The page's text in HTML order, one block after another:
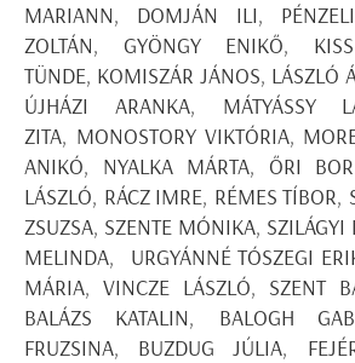
MARIANN, DOMJÁN ILI,
ZOLTÁN, GYÖNGY ENIKŐ,
TÜNDE, KOMISZÁR JÁNOS, LÁSZLÓ
ÚJHÁZI ARANKA, MÁTYÁSSY
ZITA, MONOSTORY VIKTÓRIA,
ANIKÓ, NYALKA MÁRTA, ŐRI
LÁSZLÓ, RÁCZ IMRE, RÉMES TÍBOR,
ZSUZSA, SZENTE MÓNIKA, SZILÁGYI
MELINDA, URGYÁNNÉ TÓSZEGI
MÁRIA, VINCZE LÁSZLÓ, SZENT
BALÁZS KATALIN, BALOGH
FRUZSINA, BUZDUG JÚLIA,